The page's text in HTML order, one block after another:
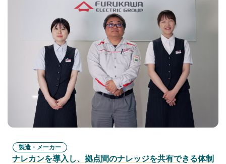
製造・メーカー
ナレカンを導入し、拠点間のナレッジを共有できる体制